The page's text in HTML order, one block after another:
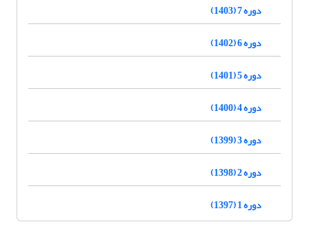
دوره 7 (1403)
دوره 6 (1402)
دوره 5 (1401)
دوره 4 (1400)
دوره 3 (1399)
دوره 2 (1398)
دوره 1 (1397)